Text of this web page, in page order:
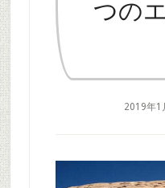
つの
2019年1